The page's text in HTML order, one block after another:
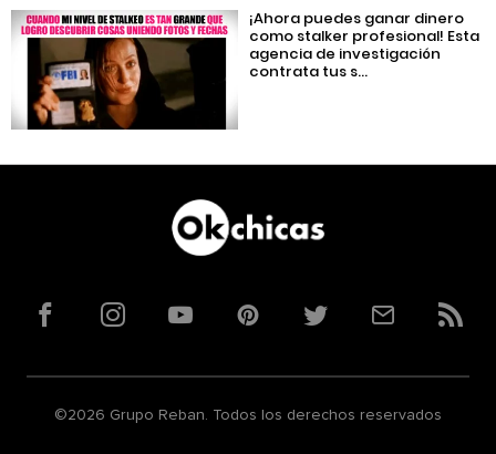
¡Ahora puedes ganar dinero
como stalker profesional! Esta
agencia de investigación
contrata tus s...
FacebookInstagramYouTubePinterestTwitterCorreoRSS
©2026 Grupo Reban. Todos los derechos reservados